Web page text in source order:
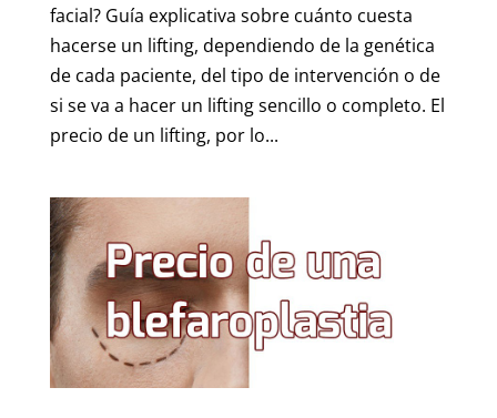
facial? Guía explicativa sobre cuánto cuesta
hacerse un lifting, dependiendo de la genética
de cada paciente, del tipo de intervención o de
si se va a hacer un lifting sencillo o completo. El
precio de un lifting, por lo...